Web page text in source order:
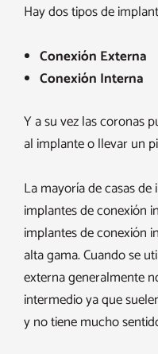
Hay dos tipos de
Conexión Externa
Conexión Interna
Y a su vez las coronas
al implante o llevar un
La mayoría de casas
implantes de conexión
implantes de conexión
alta gama. Cuando se
externa generalmente
intermedio ya que
y no tiene mucho